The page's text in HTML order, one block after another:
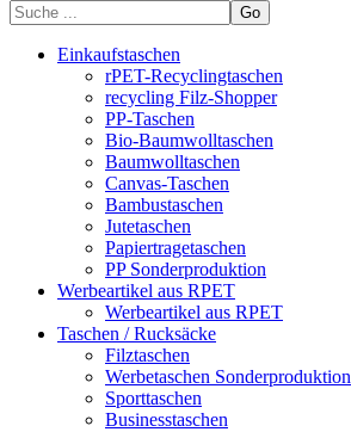
Go
Einkaufstaschen
rPET-Recyclingtaschen
recycling Filz-Shopper
PP-Taschen
Bio-Baumwolltaschen
Baumwolltaschen
Canvas-Taschen
Bambustaschen
Jutetaschen
Papiertragetaschen
PP Sonderproduktion
Werbeartikel aus RPET
Werbeartikel aus RPET
Taschen / Rucksäcke
Filztaschen
Werbetaschen Sonderproduktion
Sporttaschen
Businesstaschen